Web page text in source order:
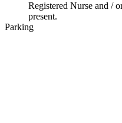
Registered Nurse and /
present.
Parking